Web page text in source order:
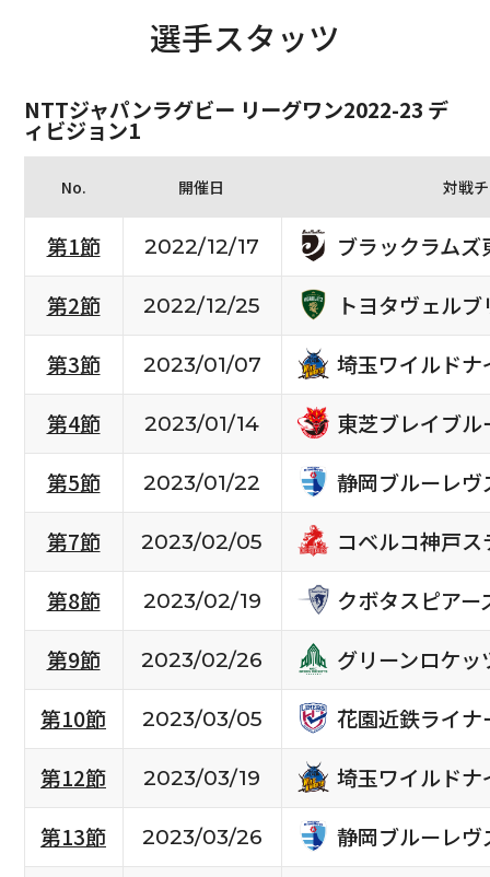
選手スタッツ
NTTジャパンラグビー リーグワン2022-23 デ
ィビジョン1
No. 開催日 対戦
第1節 2022/12/17
ブラックラムズ
第2節
2022/12/25
トヨタヴェル
第3節
2023/01/07
埼玉ワイルドナ
第4節
2023/01/14
東芝ブレイブ
第5節
2023/01/22
静岡ブルーレヴ
第7節
2023/02/05
コベルコ神戸
第8節
2023/02/19
クボタスピア
第9節
2023/02/26
グリーンロケッ
第10節
2023/03/05
花園近鉄ライナ
第12節
2023/03/19
埼玉ワイルドナ
第13節
2023/03/26
静岡ブルーレヴ